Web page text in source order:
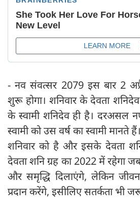
- नव संवत्सर 2079 इस बार 2
शुरू होगा। शनिवार के देवता
के स्वामी शनिदेव ही है। दरअसल
स्वामी को उस वर्ष का स्वामी मानते
शनिवार को है और इसके देवता
देवता शनि ग्रह का 2022 में रहेगा
और समृद्धि दिलाएंगे, लेकिन
प्रदान करेंगे, इसीलिए सतर्कता भी